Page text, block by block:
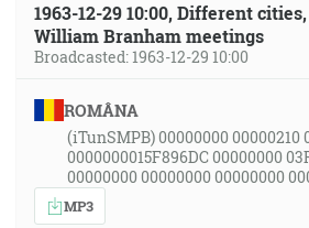
1963-12-29 10:00, Different
William Branham meetings
Broadcasted: 1963-12-29 10:00
ROMÂNA
(iTunSMPB) 00000000 00000210
0000000015F896DC 00000000
00000000 00000000 00000000
MP3